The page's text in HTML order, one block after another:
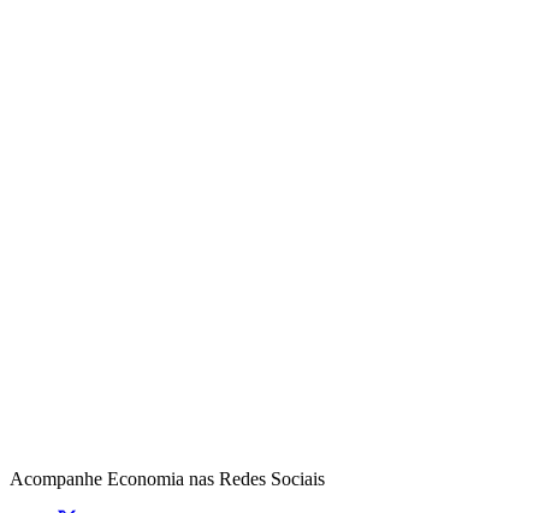
Acompanhe Economia nas Redes Sociais